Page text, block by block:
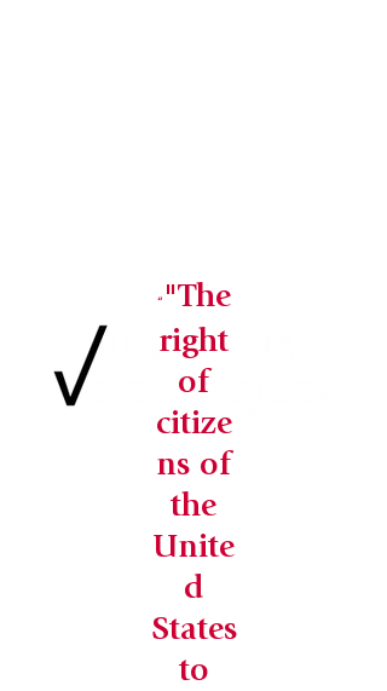
“ "The
right
of
citize
ns of
the
Unite
d
States
to